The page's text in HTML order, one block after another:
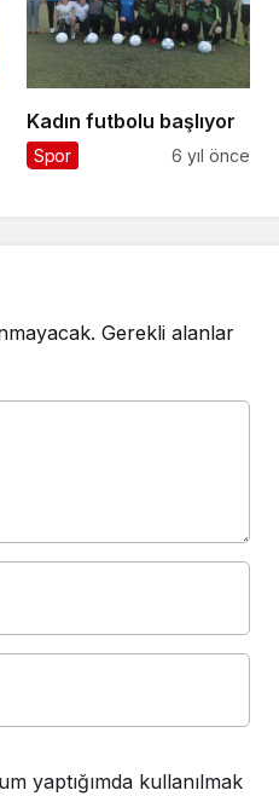
Kadın futbolu başlıyor
Spor 6 yıl önce
Gerekli alanlar
yaptığımda kullanılmak